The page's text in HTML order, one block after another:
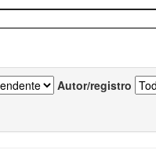
Autor/registro